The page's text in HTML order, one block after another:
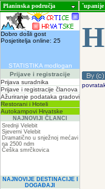
Planinska područja ˇupanije
Dobro došli gost
Posjetitelja online: 25
STATISTIKA modlogan
Prijave i registracije
Prijava suradnika
Prijave i registracije članova
Ažuriranje podataka gradovi
Restorani i Hoteli
Autokampovi Hrvatske
NAJNOVIJI ČLANCI
Srednji Velebit
Sjeverni Velebit
Dramatično u snježnoj mećavi
na 2500 ndm
Češka smrčkovica
NAJNOVIJE DESTINACIJE I
DOGAĐAJI